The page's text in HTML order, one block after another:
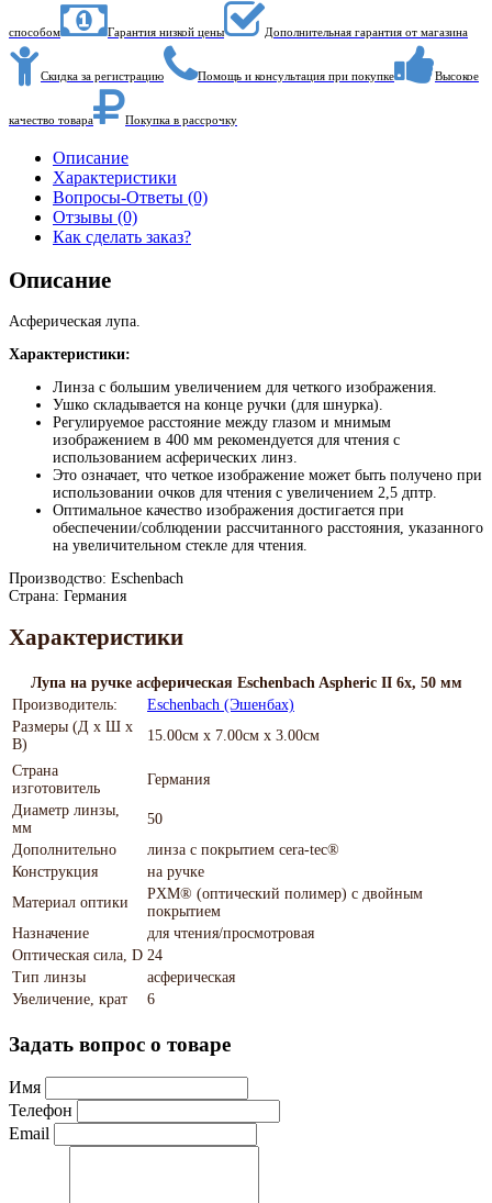
способом Гарантия низкой цены Дополнительная гарантия от магазина
Скидка за регистрацию Помощь и консультация при покупке Высокое
качество товара Покупка в рассрочку
Описание
Характеристики
Вопросы-Ответы (0)
Отзывы (0)
Как сделать заказ?
Описание
Асферическая лупа.
Характеристики:
Линза с большим увеличением для четкого изображения.
Ушко складывается на конце ручки (для шнурка).
Регулируемое расстояние между глазом и мнимым
изображением в 400 мм рекомендуется для чтения с
использованием асферических линз.
Это означает, что четкое изображение может быть получено при
использовании очков для чтения с увеличением 2,5 дптр.
Оптимальное качество изображения достигается при
обеспечении/соблюдении рассчитанного расстояния, указанного
на увеличительном стекле для чтения.
Производство: Eschenbach
Страна: Германия
Характеристики
Лупа на ручке асферическая Eschenbach Aspheric II 6x, 50 мм
Производитель:
Eschenbach (Эшенбах)
Размеры (Д х Ш х
В)
15.00см x 7.00см x 3.00см
Страна
изготовитель
Германия
Диаметр линзы,
мм
50
Дополнительно
линза с покрытием cera-tec®
Конструкция
на ручке
Материал оптики
PXM® (оптический полимер) с двойным
покрытием
Назначение
для чтения/просмотровая
Оптическая сила, D 24
Тип линзы
асферическая
Увеличение, крат
6
Задать вопрос о товаре
Имя
Телефон
Email